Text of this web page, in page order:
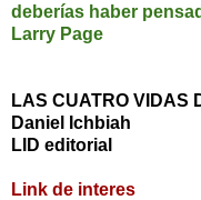
deberías haber
Larry Page
LAS CUATRO VIDAS
Daniel Ichbiah
LID editorial
Link de interes